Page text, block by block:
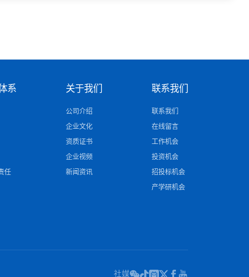
系
任
关于我们
公司介绍
企业文化
资质证书
企业视频
新闻资讯
联系我们
联系我们
在线留言
工作机会
投资机会
招投标机会
产学研机会
社媒